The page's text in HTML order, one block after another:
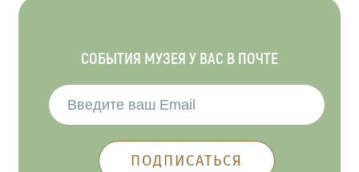
СОБЫТИЯ МУЗЕЯ У ВАС В ПОЧТЕ